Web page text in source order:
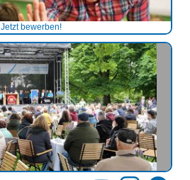
Jetzt bewerben!